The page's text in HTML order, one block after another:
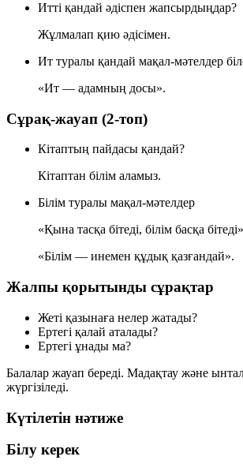
Итті қандай әдіспен жапсырдыңдар?
Жұлмалап қию әдісімен.
Ит туралы қандай мақал-мәтелдер
«Ит — адамның досы».
Сұрақ-жауап (2-топ)
Кітаптың пайдасы қандай?
Кітаптан білім аламыз.
Білім туралы мақал-мәтелдер
«Қына тасқа бітеді, білім басқа
«Білім — инемен құдық қазғандай».
Жалпы қорытынды сұрақтар
Жеті қазынаға нелер жатады?
Ертегі қалай аталады?
Ертегі ұнады ма?
Балалар жауап береді. Мадақтау және
жүргізіледі.
Күтілетін нәтиже
Білу керек